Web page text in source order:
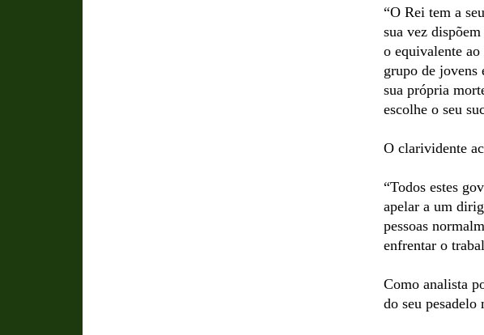
“O Rei tem a
sua vez
o equivalente
grupo de jovens
sua própria
escolhe o seu
O clarividente
“Todos estes
apelar a um
pessoas
enfrentar o
Como analista
do seu pesadelo